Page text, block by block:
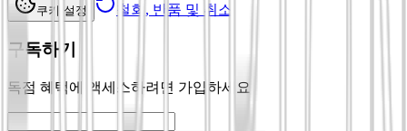
쿠키 설정 철회, 반품 및 취소
구독하기
독점 혜택에 액세스하려면 가입하세요